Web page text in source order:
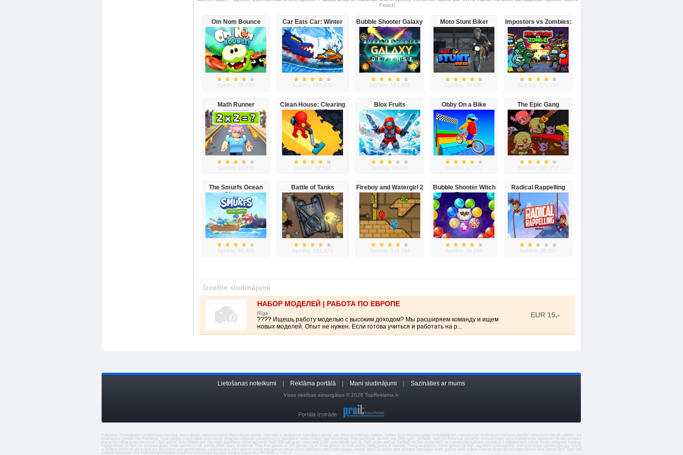
Feast!
Om Nom Bounce
Spēlēts: 85,738
Car Eats Car: Winter
Adventure
Spēlēts: 180,439
Bubble Shooter Galaxy
Defense
Spēlēts: 141,686
Moto Stunt Biker
Spēlēts: 76,850
Impostors vs Zombies:
Survival
Spēlēts: 107,170
Math Runner
Spēlēts: 33,331
Clean House: Clearing
trash and dirt
Spēlēts: 50,502
Blox Fruits
Spēlēts: 24,260
Obby On a Bike
Spēlēts: 57,727
The Epic Gang
Spēlēts: 201,373
The Smurfs Ocean
Cleanup
Spēlēts: 98,905
Battle of Tanks
Spēlēts: 151,575
Fireboy and Watergirl 2
Spēlēts: 316,764
Bubble Shooter Witch
Tower
Spēlēts: 49,040
Radical Rappelling
Spēlēts: 20,507
Izceltie sludinājumi
НАБОР МОДЕЛЕЙ | РАБОТА ПО ЕВРОПЕ
Rīga
???? Ищешь работу моделью с высоким доходом? Мы расширяем команду и ищем
новых моделей. Опыт не нужен. Если готова учиться и работать на р...
EUR 15,-
Lietošanas noteikumi Reklāma portālā Mani sludinājumi Sazināties ar mums
Visas tiesības aizsargātas © 2026 TopReklama.lv
Portāla izstrāde
Reklāma. Sludinājumu izvietošana internetā, bezmaksas reklāma. LatvijāBezmaksas speles internetā ir pieejamas lietotājiem pilnīgi par brīvu smieklīgas spēles. Spēles tā ir reklāma spēļu izstrādātājiem, reklama un sludinājumi reklāma portālā reklama.lvnav tik efektīvi, kā
sludinājumi portālā Top Reklāma. Tikai labākā majas lapas izstrade un programmēšanas pakalpojumi ir sastopāmi mūsu mājas lapā bišu stropi . Hos oss finner du mer enn 1000 spill - 123spill spill.no! Annoncer portal for virksomheder og enkeltpersoner annoncer ! Gratis annonce
placering online gratis annonce! | Spil spillet! Sidst tilføjet spil . De mest populære online spil på ét sted! 636 spil gratis mere end 1.000 spændende spil.dk. Spill gratis spill på TopSpill.no! De nyeste spill og morsomste spillene samlet på 1 nettsted spill online! Gratis annonser katalog,
TopAnnonser.no Sett inn annonse gratis. Free gamesin UK and for other users of internet. Play free games at 321 games.co.uk. Free gameson web and for other users of internet. Funny an popular online games for free, see there most popular and most funny games. Gra gry online
w 123gry-online.pl.darmowe gry gry online jeux giochi spiele zaidimai spel porn games online sex games online jocuri spelletjes pelit jogos juegos jatekok lojra Παιχνίδια igre mängud ігри jogos erotic games adult videos Games Игры флеш игры Spiele Jeux Jocuri Spill Spel Spil
Játékok Spelletjes Gry Pelit Mangud Speles Zaidimai Giochi Ігри Oyunlar Juegos Jogos Hry खेल 游戏 ゲームズ